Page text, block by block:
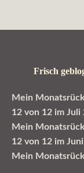
Frisch
Mein
12 von 12 im Juli
Mein
12 von 12 im
Mein